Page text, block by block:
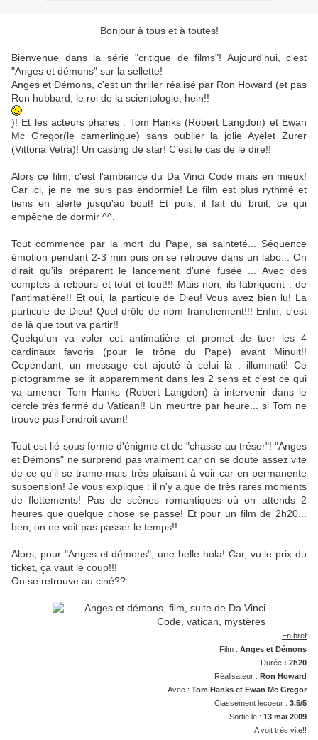
Bonjour à tous et à toutes!
Bienvenue dans la série "critique de films"! Aujourd'hui, c'est
"Anges et démons" sur la sellette!
Anges et Démons, c'est un thriller réalisé par Ron Howard (et pas
Ron hubbard, le roi de la scientologie, hein!!
)! Et les acteurs phares : Tom Hanks (Robert Langdon) et Ewan
Mc Gregor(le camerlingue) sans oublier la jolie Ayelet Zurer
(Vittoria Vetra)! Un casting de star! C'est le cas de le dire!!
Alors ce film, c'est l'ambiance du Da Vinci Code mais en mieux!
Car ici, je ne me suis pas endormie! Le film est plus rythmé et
tiens en alerte jusqu'au bout! Et puis, il fait du bruit, ce qui
empêche de dormir ^^.
Tout commence par la mort du Pape, sa sainteté... Séquence
émotion pendant 2-3 min puis on se retrouve dans un labo... On
dirait qu'ils préparent le lancement d'une fusée ... Avec des
comptes à rebours et tout et tout!!! Mais non, ils fabriquent : de
l'antimatière!! Et oui, la particule de Dieu! Vous avez bien lu! La
particule de Dieu! Quel drôle de nom franchement!!! Enfin, c'est
de là que tout va partir!!
Quelqu'un va voler cet antimatière et promet de tuer les 4
cardinaux favoris (pour le trône du Pape) avant Minuit!!
Cependant, un message est ajouté à celui là : illuminati! Ce
pictogramme se lit apparemment dans les 2 sens et c'est ce qui
va amener Tom Hanks (Robert Langdon) à intervenir dans le
cercle très fermé du Vatican!! Un meurtre par heure... si Tom ne
trouve pas l'endroit avant!
Tout est lié sous forme d'énigme et de "chasse au trésor"! "Anges
et Démons" ne surprend pas vraiment car on se doute assez vite
de ce qu'il se trame mais très plaisant à voir car en permanente
suspension! Je vous explique : il n'y a que de très rares moments
de flottements! Pas de scènes romantiques où on attends 2
heures que quelque chose se passe! Et pour un film de 2h20...
ben, on ne voit pas passer le temps!!
Alors, pour "Anges et démons", une belle hola! Car, vu le prix du
ticket, ça vaut le coup!!!
On se retrouve au ciné??
En bref
Film : Anges et Démons
Durée : 2h20
Réalisateur : Ron Howard
Avec : Tom Hanks et Ewan Mc Gregor
Classement lecoeur : 3.5/5
Sortie le : 13 mai 2009
A voit très vite!!